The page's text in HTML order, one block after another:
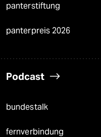
panterstiftung
panterpreis 2026
Podcast
bundestalk
fernverbindung